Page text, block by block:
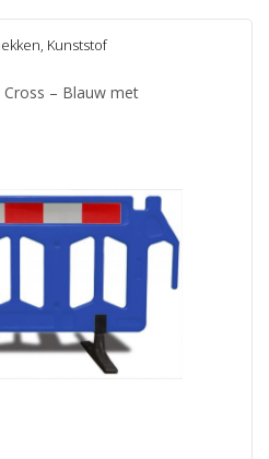
, Kunststof
– Blauw met